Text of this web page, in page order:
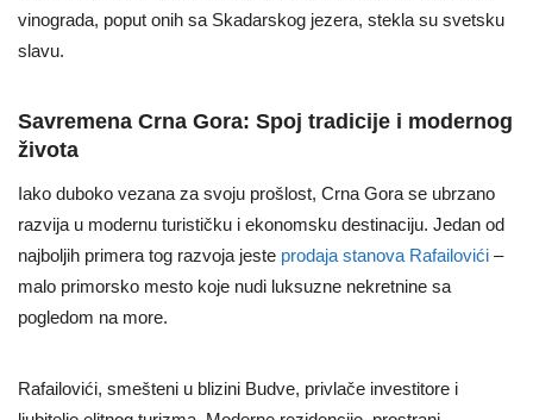
vinograda, poput onih sa Skadarskog jezera, stekla su svetsku
slavu.
Savremena Crna Gora: Spoj tradicije i modernog
života
Iako duboko vezana za svoju prošlost, Crna Gora se ubrzano
razvija u modernu turističku i ekonomsku destinaciju. Jedan od
najboljih primera tog razvoja jeste prodaja stanova Rafailovići –
malo primorsko mesto koje nudi luksuzne nekretnine sa
pogledom na more.
Rafailovići, smešteni u blizini Budve, privlače investitore i